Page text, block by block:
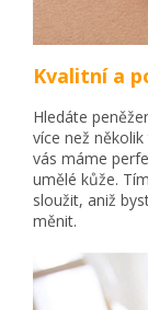
Kvalitní a
Hledáte
více než
vás máme
umělé kůže.
sloužit, aniž
měnit.